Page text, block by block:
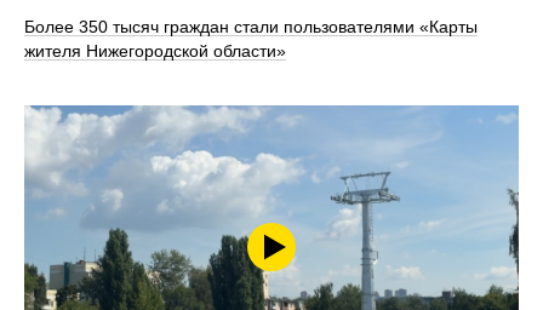
Более 350 тысяч граждан стали пользователями «Карты
жителя Нижегородской области»